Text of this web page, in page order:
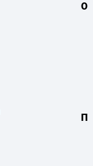
О
П